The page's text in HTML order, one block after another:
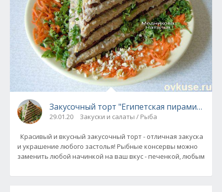
Закусочный торт "Египетская пирамида".
29.01.20 Закуски и салаты / Рыба
Красивый и вкусный закусочный торт - отличная закуска
и украшение любого застолья! Рыбные консервы можно
заменить любой начинкой на ваш вкус - печенкой, любым